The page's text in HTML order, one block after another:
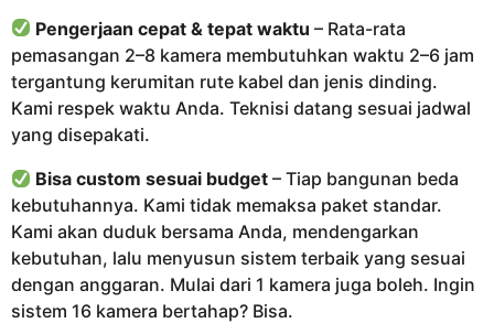
Pengerjaan cepat & tepat waktu – Rata-rata
pemasangan 2–8 kamera membutuhkan waktu 2–6 jam
tergantung kerumitan rute kabel dan jenis dinding.
Kami respek waktu Anda. Teknisi datang sesuai jadwal
yang disepakati.
Bisa custom sesuai budget – Tiap bangunan beda
kebutuhannya. Kami tidak memaksa paket standar.
Kami akan duduk bersama Anda, mendengarkan
kebutuhan, lalu menyusun sistem terbaik yang sesuai
dengan anggaran. Mulai dari 1 kamera juga boleh. Ingin
sistem 16 kamera bertahap? Bisa.